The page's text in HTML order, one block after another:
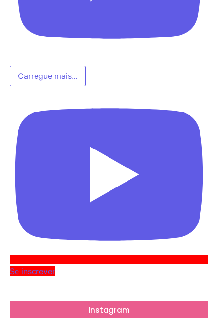
Carregue mais...
Se inscrever
Instagram